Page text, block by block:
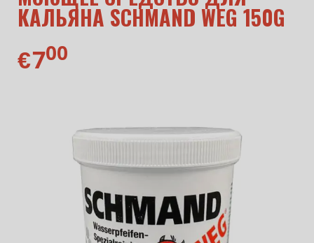
КАЛЬЯНА SCHMAND WEG 150G
€700